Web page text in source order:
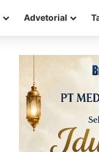
Advetorial